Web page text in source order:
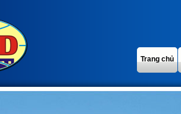
Trang chủ